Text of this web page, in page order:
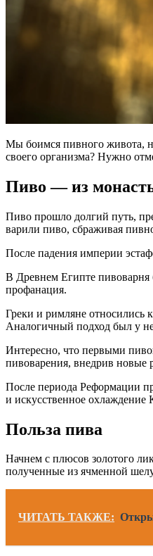
Мы боимся пивного живота,
своего организма? Нужно
Пиво — из
Пиво прошло долгий путь,
варили пиво, сбраживая
После падения империи
В Древнем Египте пивоварня
профанация.
Греки и римляне относились
Аналогичный подход был у
Интересно, что первыми
пивоварения, внедрив новые
После периода Реформации
и искусственное охлаждение
Польза пива
Начнем с плюсов золотого
полученные из ячменной
ЧИТАТЬ ТАКЖЕ: